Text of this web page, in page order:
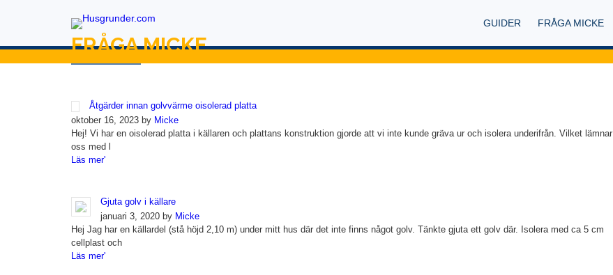
GUIDER FRÅGA MICKE
FRÅGA MICKE
Åtgärder innan golvvärme oisolerad platta
oktober 16, 2023 by Micke
Hej! Vi har en oisolerad platta i källaren och plattans konstruktion gjorde att vi inte kunde gräva ur och isolera underifrån. Vilket lämnar
oss med l
Läs mer'
Gjuta golv i källare
januari 3, 2020 by Micke
Hej Jag har en källardel (stå höjd 2,10 m) under mitt hus där det inte finns något golv. Tänkte gjuta ett golv där. Isolera med ca 5 cm
cellplast och
Läs mer'